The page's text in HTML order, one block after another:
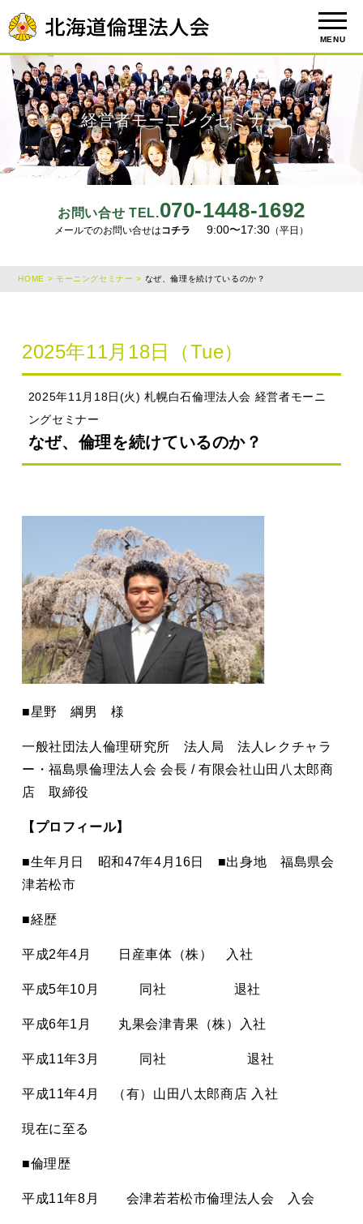
MENU
お問い合せ TEL.070-1448-1692
メールでのお問い合せはコチラ 9:00〜17:30 （平日）
経営者モーニングセミナー
HOME > モーニングセミナー > なぜ、倫理を続けているのか？
2025年11月18日（Tue）
2025年11月18日(火) 札幌白石倫理法人会 経営者モーニ
ングセミナー
なぜ、倫理を続けているのか？
■星野 綱男 様
一般社団法人倫理研究所 法人局 法人レクチャラ
ー・福島県倫理法人会 会長 / 有限会社山田八太郎商
店 取締役
【プロフィール】
■生年月日 昭和47年4月16日 ■出身地 福島県会
津若松市
■経歴
平成2年4月 日産車体（株） 入社
平成5年10月 同社 退社
平成6年1月 丸果会津青果（株）入社
平成11年3月 同社 退社
平成11年4月 （有）山田八太郎商店 入社
現在に至る
■倫理歴
平成11年8月 会津若若松市倫理法人会 入会